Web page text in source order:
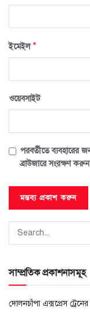
ইমেইল*
ওয়েবসাইট
পরবর্তীতে ব্যবহারের
ব্রাউজারে সংরক্ষণ
সাম্প্রতিক প্রকাশনাসমূহ
দোলনচাঁপা এক্সপ্রেস